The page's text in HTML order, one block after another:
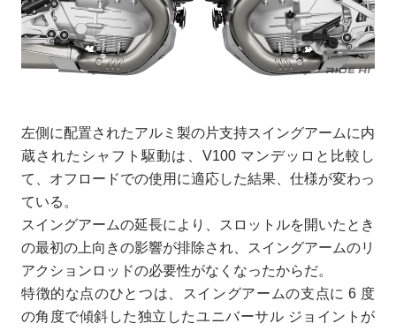
左側に配置されたアルミ製の片支持スイングアームに内
蔵されたシャフト駆動は、V100 マンデッロと比較し
て、オフロードでの使用に適応した結果、仕様が変わっ
ている。
スイングアームの延長により、スロットルを開いたとき
の最初の上向きの影響が排除され、スイングアームのリ
アクションロッドの必要性がなくなったからだ。
特徴的な点のひとつは、スイングアームの支点に 6 度
の角度で傾斜した独立したユニバーサル ジョイントが